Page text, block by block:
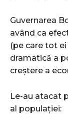
Guvernarea
având ca
(pe care tot
dramatică a
creștere a
Le-au atacat
al populației: